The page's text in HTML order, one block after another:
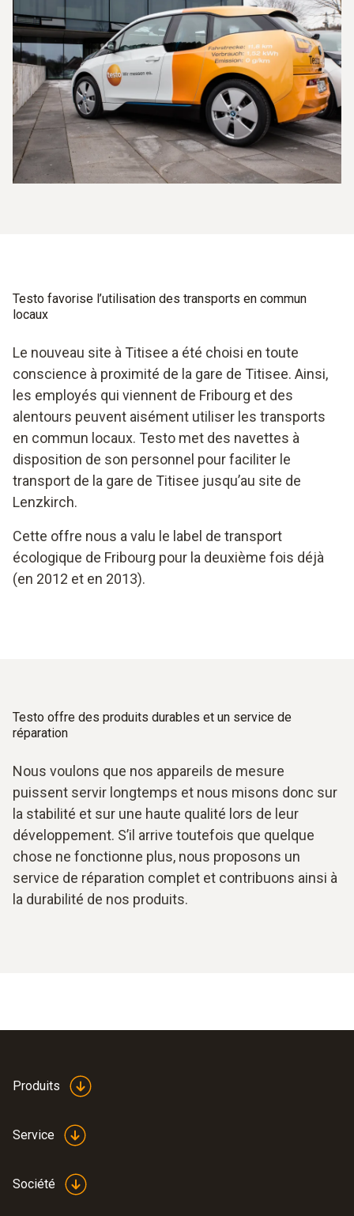
Testo favorise l’utilisation des transports en commun
locaux
Le nouveau site à Titisee a été choisi en toute
conscience à proximité de la gare de Titisee. Ainsi,
les employés qui viennent de Fribourg et des
alentours peuvent aisément utiliser les transports
en commun locaux. Testo met des navettes à
disposition de son personnel pour faciliter le
transport de la gare de Titisee jusqu’au site de
Lenzkirch.
Cette offre nous a valu le label de transport
écologique de Fribourg pour la deuxième fois déjà
(en 2012 et en 2013).
Testo offre des produits durables et un service de
réparation
Nous voulons que nos appareils de mesure
puissent servir longtemps et nous misons donc sur
la stabilité et sur une haute qualité lors de leur
développement. S’il arrive toutefois que quelque
chose ne fonctionne plus, nous proposons un
service de réparation complet et contribuons ainsi à
la durabilité de nos produits.
Produits
Service
Société